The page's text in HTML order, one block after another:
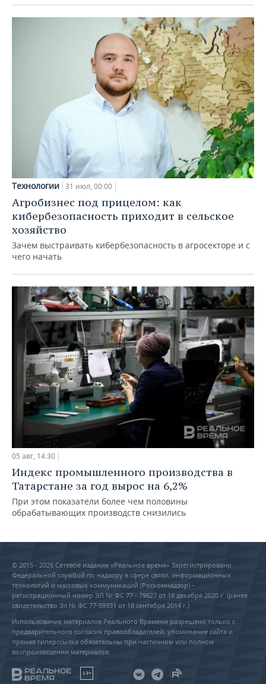
Технологии 31 июл, 00:00
Агробизнес под прицелом: как
кибербезопасность приходит в сельское
хозяйство
Зачем выстраивать кибербезопасность в агросекторе и с
чего начать
05 авг, 14:30
Индекс промышленного производства в
Татарстане за год вырос на 6,2%
При этом показатели более чем половины
обрабатывающих производств снизились
© 2015 - 2026 Сетевое издание «Реальное время» Зарегистрировано
Федеральной службой по надзору в сфере связи, информационных
технологий и массовых коммуникаций (Роскомнадзор) –
регистрационный номер ЭЛ № ФС 77 - 79627 от 18 декабря 2020 г. (ранее
свидетельство Эл № ФС 77-59331 от 18 сентября 2014 г.)
Использование материалов Реального Времени разрешено только с
предварительного согласия правообладателей, упоминание сайта и
прямая гиперссылка обязательны при частичном или полном
воспроизведении материалов.
18+